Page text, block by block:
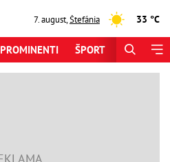
7. august,Štefánia 33 °C
PROMINENTI ŠPORT